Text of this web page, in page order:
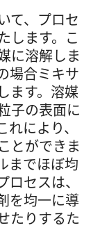
て、プロセ
します。こ
に溶解しま
場合ミキサ
ます。溶媒
子の表面に
により、
とができま
までほぼ均
セスは、
を均一に導
たりするた